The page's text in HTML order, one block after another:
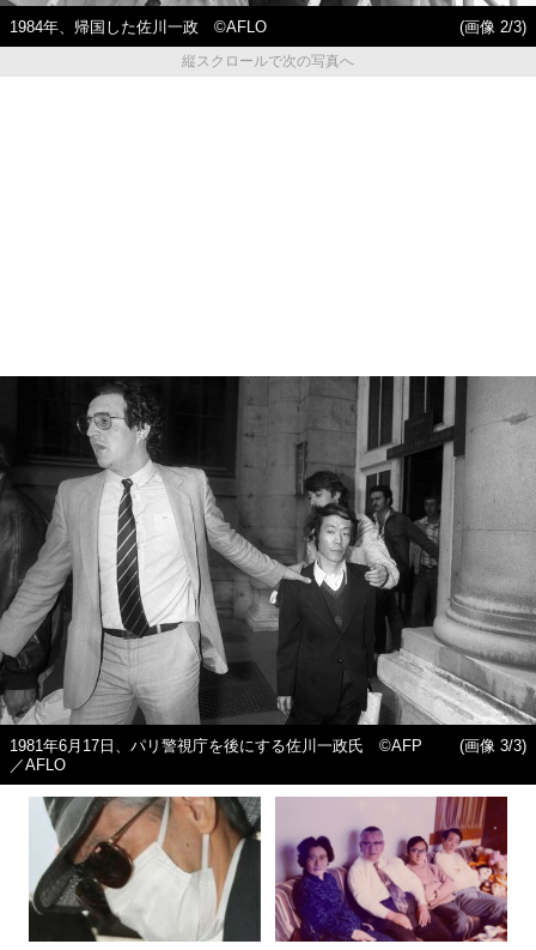
1984年、帰国した佐川一政 ©AFLO
(画像 2/3)
縦スクロールで次の写真へ
1981年6月17日、パリ警視庁を後にする佐川一政氏 ©AFP
／AFLO
(画像 3/3)